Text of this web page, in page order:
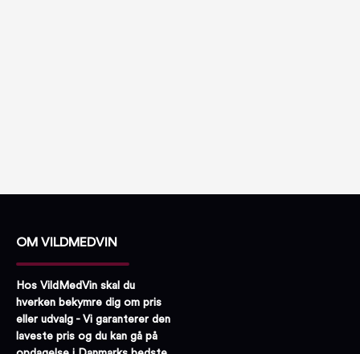
OM VILDMEDVIN
Hos VildMedVin skal du
hverken bekymre dig om pris
eller udvalg - Vi garanterer den
laveste pris og du kan gå på